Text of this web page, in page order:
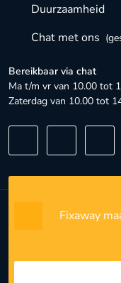
Duurzaamheid
Chat met ons
Bereikbaar via chat
Ma t/m vr van 10.00 tot
Zaterdag van 10.00 tot
Fixaway